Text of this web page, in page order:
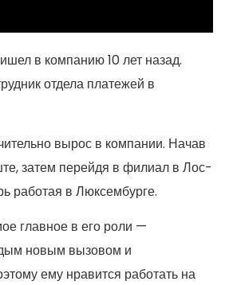
в компанию 10 лет назад.
отдела платежей в
вырос в компании. Начав
затем перейдя в филиал в Лос-
работая в Люксембурге.
главное в его роли —
новым вызовом и
ему нравится работать на